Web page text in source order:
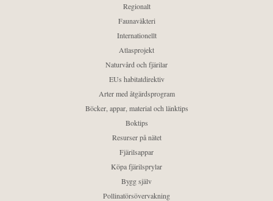
Regionalt
Faunaväkteri
Internationellt
Atlasprojekt
Naturvård och fjärilar
EUs habitatdirektiv
Arter med åtgärdsprogram
Böcker, appar, material och länktips
Boktips
Resurser på nätet
Fjärilsappar
Köpa fjärilsprylar
Bygg själv
Pollinatörsövervakning